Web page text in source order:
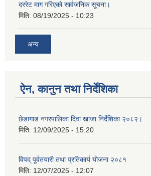
दररेट माग गरिएको सार्वजनिक सूचना।
मिति: 08/19/2025 - 10:23
अन्य
ऐन, कानुन तथा निर्देशिका
छेडागाड नगरपालिका दिवा खाजा निर्देशिका २०८२।
मिति: 12/09/2025 - 15:20
विपद् पूर्वतयारी तथा प्रतिकार्य योजना २०८१
मिति: 12/07/2025 - 12:07